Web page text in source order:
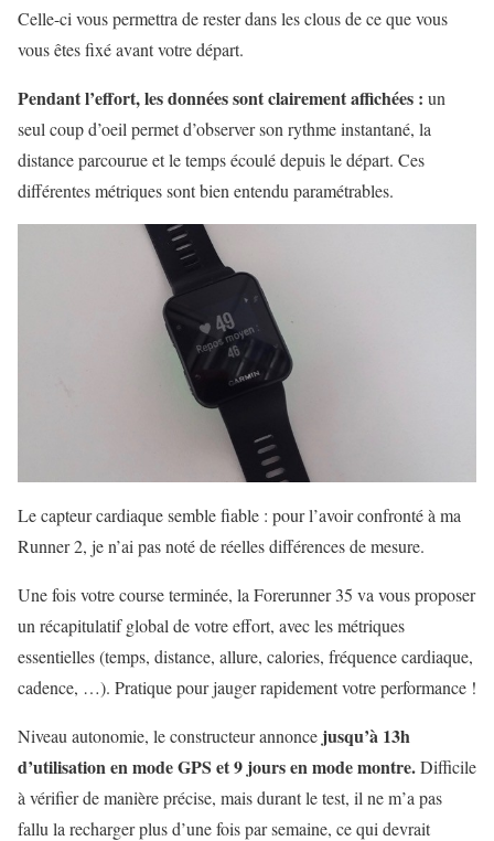
Celle-ci vous permettra de rester dans les clous de ce que vous
vous êtes fixé avant votre départ.
Pendant l’effort, les données sont clairement affichées : un
seul coup d’oeil permet d’observer son rythme instantané, la
distance parcourue et le temps écoulé depuis le départ. Ces
différentes métriques sont bien entendu paramétrables.
Le capteur cardiaque semble fiable : pour l’avoir confronté à ma
Runner 2, je n’ai pas noté de réelles différences de mesure.
Une fois votre course terminée, la Forerunner 35 va vous proposer
un récapitulatif global de votre effort, avec les métriques
essentielles (temps, distance, allure, calories, fréquence cardiaque,
cadence, …). Pratique pour jauger rapidement votre performance !
Niveau autonomie, le constructeur annonce jusqu’à 13h
d’utilisation en mode GPS et 9 jours en mode montre.Difficile
à vérifier de manière précise, mais durant le test, il ne m’a pas
fallu la recharger plus d’une fois par semaine, ce qui devrait